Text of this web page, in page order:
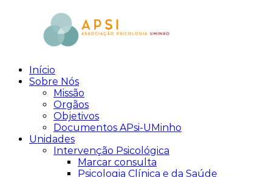
content
aPsi
Associação
Psicologia
Início
Sobre Nós
Missão
Orgãos
Objetivos
Documentos APsi-UMinho
Unidades
Intervenção Psicológica
Marcar consulta
Psicologia Clínica e da Saúde